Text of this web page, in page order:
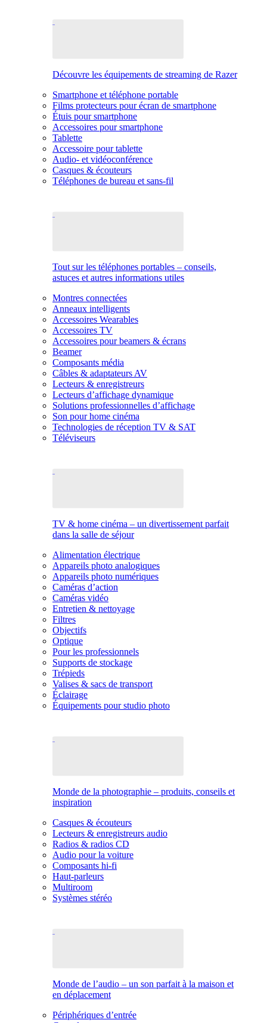
Découvre les équipements de streaming de Razer
Smartphone et téléphone portable
Films protecteurs pour écran de smartphone
Étuis pour smartphone
Accessoires pour smartphone
Tablette
Accessoire pour tablette
Audio- et vidéoconférence
Casques & écouteurs
Téléphones de bureau et sans-fil
Tout sur les téléphones portables – conseils,
astuces et autres informations utiles
Montres connectées
Anneaux intelligents
Accessoires Wearables
Accessoires TV
Accessoires pour beamers & écrans
Beamer
Composants média
Câbles & adaptateurs AV
Lecteurs & enregistreurs
Lecteurs d’affichage dynamique
Solutions professionnelles d’affichage
Son pour home cinéma
Technologies de réception TV & SAT
Téléviseurs
TV & home cinéma – un divertissement parfait
dans la salle de séjour
Alimentation électrique
Appareils photo analogiques
Appareils photo numériques
Caméras d’action
Caméras vidéo
Entretien & nettoyage
Filtres
Objectifs
Optique
Pour les professionnels
Supports de stockage
Trépieds
Valises & sacs de transport
Éclairage
Équipements pour studio photo
Monde de la photographie – produits, conseils et
inspiration
Casques & écouteurs
Lecteurs & enregistreurs audio
Radios & radios CD
Audio pour la voiture
Composants hi-fi
Haut-parleurs
Multiroom
Systèmes stéréo
Monde de l’audio – un son parfait à la maison et
en déplacement
Périphériques d’entrée